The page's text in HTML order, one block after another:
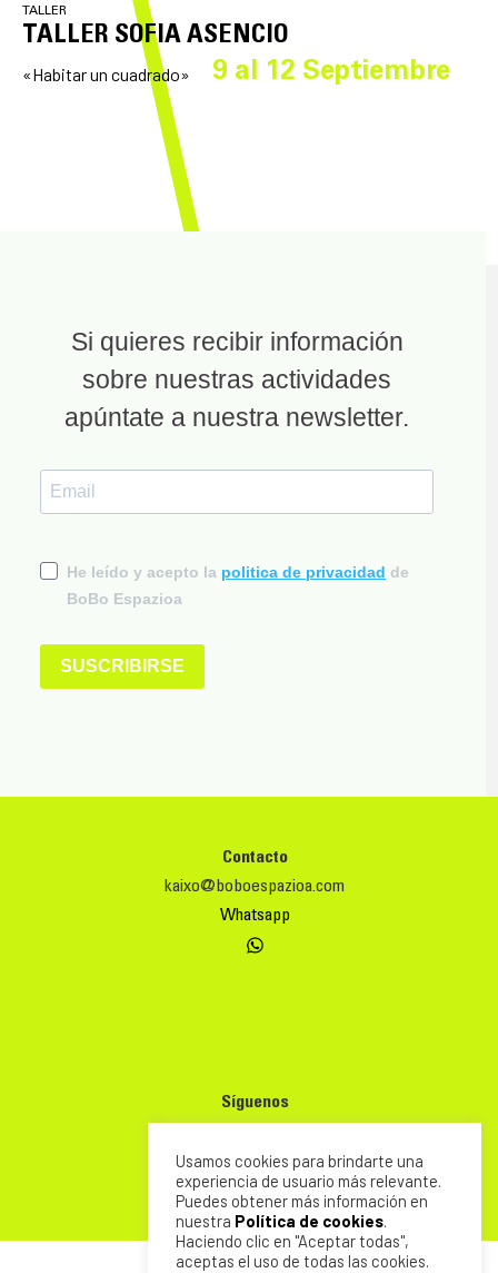
TALLER
TALLER SOFIA ASENCIO
«Habitar un cuadrado» 9 al 12 Septiembre
Si quieres recibir información
sobre nuestras actividades
apúntate a nuestra newsletter.
He leído y acepto la politica de privacidad de
BoBo Espazioa
SUSCRIBIRSE
Contacto
kaixo@boboespazioa.com
Whatsapp
Síguenos
Usamos cookies para brindarte una
experiencia de usuario más relevante.
Puedes obtener más información en
nuestra Política de cookies.
Haciendo clic en "Aceptar todas",
aceptas el uso de todas las cookies.